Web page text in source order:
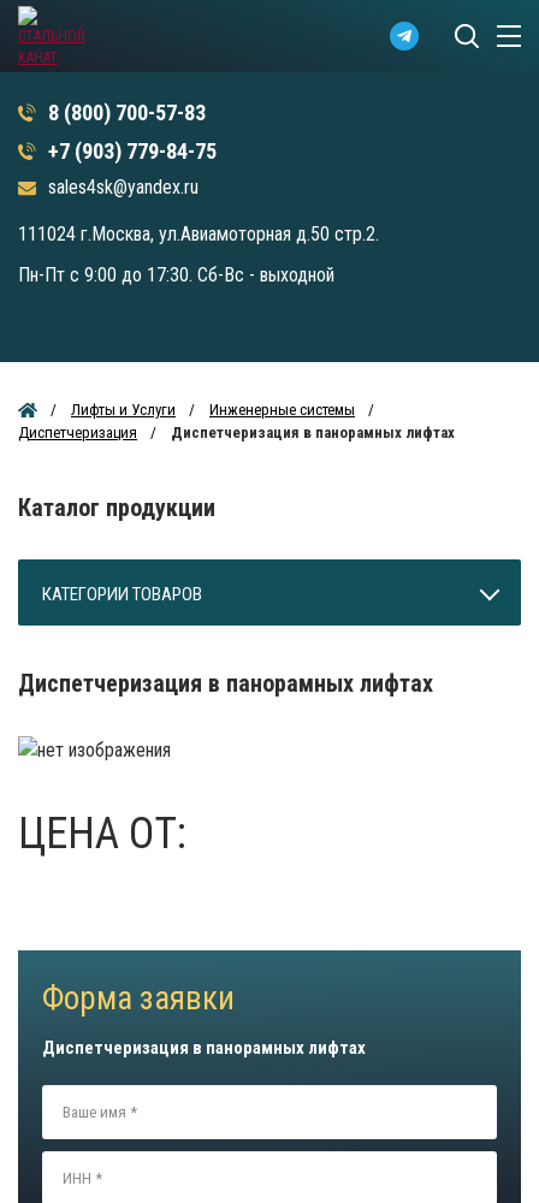
8 (800) 700-57-83
+7 (903) 779-84-75
sales4sk@yandex.ru
111024 г.Москва, ул.Авиамоторная д.50 стр.2.
Пн-Пт с 9:00 до 17:30. Сб-Вс - выходной
Лифты и Услуги
Инженерные системы
Диспетчеризация
Диспетчеризация в панорамных лифтах
Каталог продукции
КАТЕГОРИИ ТОВАРОВ
Диспетчеризация в панорамных лифтах
ЦЕНА ОТ:
Форма заявки
Диспетчеризация в панорамных лифтах